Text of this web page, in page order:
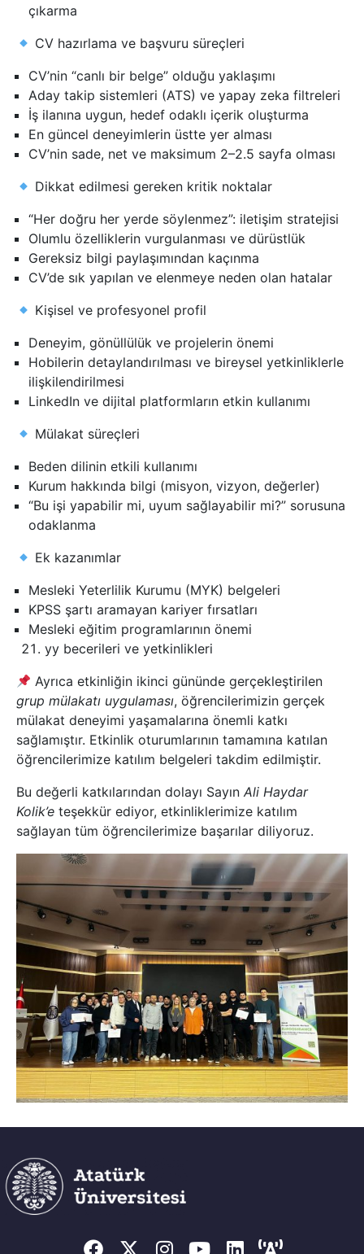
çıkarma
CV hazırlama ve başvuru süreçleri
CV’nin “canlı bir belge” olduğu yaklaşımı
Aday takip sistemleri (ATS) ve yapay zeka filtreleri
İş ilanına uygun, hedef odaklı içerik oluşturma
En güncel deneyimlerin üstte yer alması
CV’nin sade, net ve maksimum 2–2.5 sayfa olması
Dikkat edilmesi gereken kritik noktalar
“Her doğru her yerde söylenmez”: iletişim stratejisi
Olumlu özelliklerin vurgulanması ve dürüstlük
Gereksiz bilgi paylaşımından kaçınma
CV’de sık yapılan ve elenmeye neden olan hatalar
Kişisel ve profesyonel profil
Deneyim, gönüllülük ve projelerin önemi
Hobilerin detaylandırılması ve bireysel yetkinliklerle
ilişkilendirilmesi
LinkedIn ve dijital platformların etkin kullanımı
Mülakat süreçleri
Beden dilinin etkili kullanımı
Kurum hakkında bilgi (misyon, vizyon, değerler)
“Bu işi yapabilir mi, uyum sağlayabilir mi?” sorusuna
odaklanma
Ek kazanımlar
Mesleki Yeterlilik Kurumu (MYK) belgeleri
KPSS şartı aramayan kariyer fırsatları
Mesleki eğitim programlarının önemi
yy becerileri ve yetkinlikleri
Ayrıca etkinliğin ikinci gününde gerçekleştirilen
grup mülakatı uygulaması, öğrencilerimizin gerçek
mülakat deneyimi yaşamalarına önemli katkı
sağlamıştır. Etkinlik oturumlarının tamamına katılan
öğrencilerimize katılım belgeleri takdim edilmiştir.
Bu değerli katkılarından dolayı Sayın Ali Haydar
Kolik’e teşekkür ediyor, etkinliklerimize katılım
sağlayan tüm öğrencilerimize başarılar diliyoruz.